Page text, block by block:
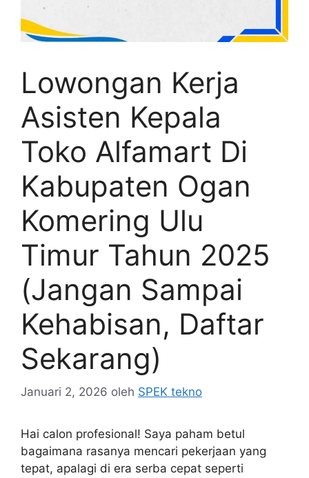
Lowongan Kerja
Asisten Kepala
Toko Alfamart Di
Kabupaten Ogan
Komering Ulu
Timur Tahun 2025
(Jangan Sampai
Kehabisan, Daftar
Sekarang)
Januari 2, 2026 oleh SPEK tekno
Hai calon profesional! Saya paham betul
bagaimana rasanya mencari pekerjaan yang
tepat, apalagi di era serba cepat seperti